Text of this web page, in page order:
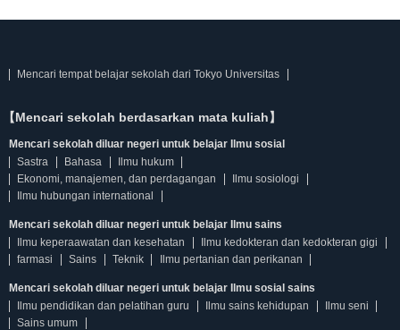
Mencari tempat belajar sekolah dari Tokyo Universitas
【Mencari sekolah berdasarkan mata kuliah】
Mencari sekolah diluar negeri untuk belajar Ilmu sosial
Sastra
Bahasa
Ilmu hukum
Ekonomi, manajemen, dan perdagangan
Ilmu sosiologi
Ilmu hubungan international
Mencari sekolah diluar negeri untuk belajar Ilmu sains
Ilmu keperaawatan dan kesehatan
Ilmu kedokteran dan kedokteran gigi
farmasi
Sains Teknik Ilmu pertanian dan perikanan
Mencari sekolah diluar negeri untuk belajar Ilmu sosial sains
Ilmu pendidikan dan pelatihan guru
Ilmu sains kehidupan
Ilmu seni
Sains umum